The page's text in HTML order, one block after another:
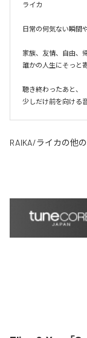
ライカ
日常の何気ない瞬間
家族、友情、自由、
誰かの人生にそっと
聴き終わったあと、
少しだけ前を向ける
RAIKA/ライカの他